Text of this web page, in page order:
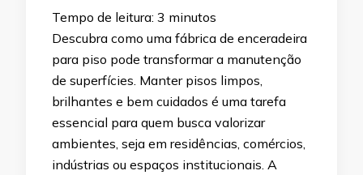
Tempo de leitura: 3 minutos
Descubra como uma fábrica de enceradeira
para piso pode transformar a manutenção
de superfícies. Manter pisos limpos,
brilhantes e bem cuidados é uma tarefa
essencial para quem busca valorizar
ambientes, seja em residências, comércios,
indústrias ou espaços institucionais. A